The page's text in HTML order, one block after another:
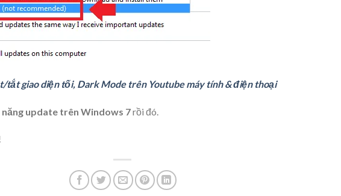
tắt giao diện tối, Dark Mode trên Youtube máy tính & điện thoại
update trên Windows 7rồi đó.